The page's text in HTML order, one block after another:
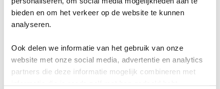
bieden en om het verkeer op de website te kunnen
analyseren.
Ook delen we informatie van het gebruik van onze
website met onze social media, advertentie en analytics
partners die deze informatie mogelijk combineren met
Geschiedenis
Les Landes kent een rijke geschiedenis die niet
bij iedereen even bekend is. Bewijs dat de streek